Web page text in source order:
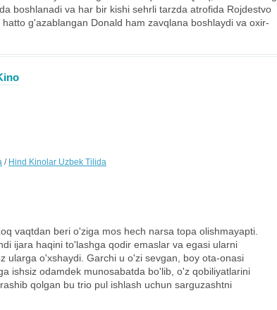
boshlanadi va har bir kishi sehrli tarzda atrofida Rojdestvo
g'azablangan Donald ham zavqlana boshlaydi va oxir-
/ Hind Kinolar Uzbek Tilida
vaqtdan beri o'ziga mos hech narsa topa olishmayapti.
ijara haqini to'lashga qodir emaslar va egasi ularni
ularga o'xshaydi. Garchi u o'zi sevgan, boy ota-onasi
ishsiz odamdek munosabatda bo'lib, o'z qobiliyatlarini
qolgan bu trio pul ishlash uchun sarguzashtni